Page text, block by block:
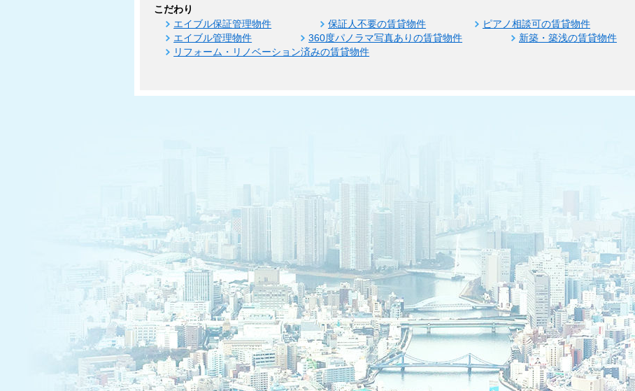
こだわり
エイブル保証管理物件 保証人不要の賃貸物件 ピアノ相談可の賃貸物件
エイブル管理物件
360度パノラマ写真ありの賃貸物件
新築・築浅の賃貸物件
リフォーム・リノベーション済みの賃貸物件